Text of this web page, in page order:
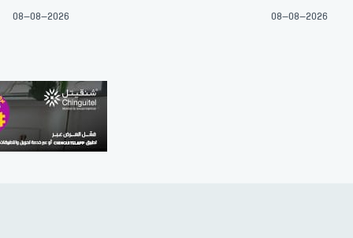
08-08-2026
08-08-2026